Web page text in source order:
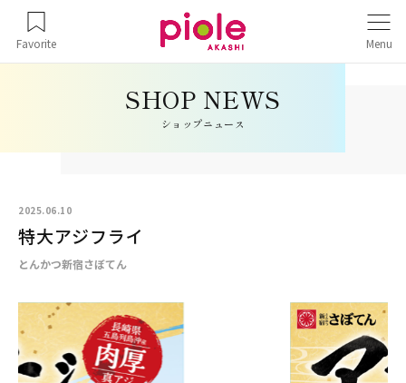
Favorite Menu
ショップニュース
2025.06.10
特大アジフライ
とんかつ新宿さぼてん